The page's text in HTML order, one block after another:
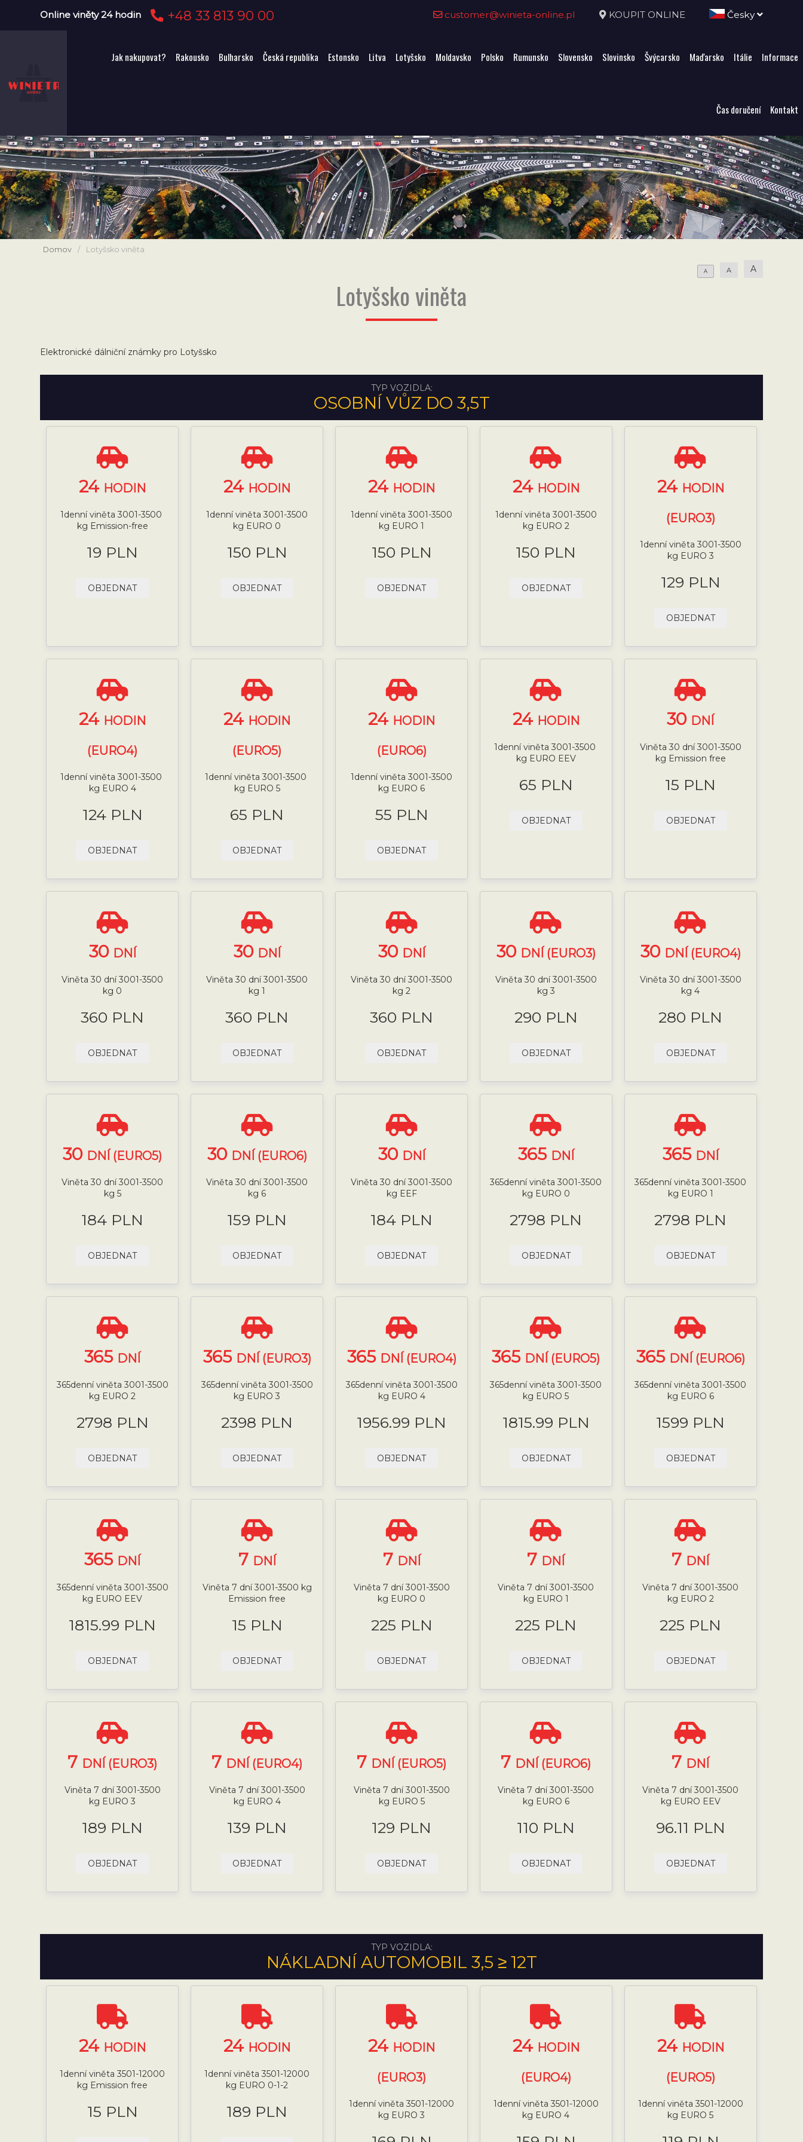
Online viněty 24 hodin +48 33 813 90 00 customer@winieta-online.pl KOUPIT ONLINE Česky
Jak nakupovat? Rakousko Bulharsko Česká republika Estonsko Litva Lotyšsko Moldavsko Polsko Rumunsko Slovensko Slovinsko Švýcarsko Maďarsko Itálie Informace
Čas doručení Kontakt
Domov / Lotyšsko viněta
A A A
Lotyšsko viněta
Elektronické dálniční známky pro Lotyšsko
TYP VOZIDLA:
OSOBNÍ VŮZ DO 3,5T
24 HODIN
1denní viněta 3001-3500
kg Emission-free
19 PLN
OBJEDNAT
24 HODIN
1denní viněta 3001-3500
kg EURO 0
150 PLN
OBJEDNAT
24 HODIN
1denní viněta 3001-3500
kg EURO 1
150 PLN
OBJEDNAT
24 HODIN
1denní viněta 3001-3500
kg EURO 2
150 PLN
OBJEDNAT
24 HODIN
(EURO3)
1denní viněta 3001-3500
kg EURO 3
129 PLN
OBJEDNAT
24 HODIN
(EURO4)
1denní viněta 3001-3500
kg EURO 4
124 PLN
OBJEDNAT
24 HODIN
(EURO5)
1denní viněta 3001-3500
kg EURO 5
65 PLN
OBJEDNAT
24 HODIN
(EURO6)
1denní viněta 3001-3500
kg EURO 6
55 PLN
OBJEDNAT
24 HODIN
1denní viněta 3001-3500
kg EURO EEV
65 PLN
OBJEDNAT
30 DNÍ
Viněta 30 dní 3001-3500
kg Emission free
15 PLN
OBJEDNAT
30 DNÍ
Viněta 30 dní 3001-3500
kg 0
360 PLN
OBJEDNAT
30 DNÍ
Viněta 30 dní 3001-3500
kg 1
360 PLN
OBJEDNAT
30 DNÍ
Viněta 30 dní 3001-3500
kg 2
360 PLN
OBJEDNAT
30 DNÍ (EURO3)
Viněta 30 dní 3001-3500
kg 3
290 PLN
OBJEDNAT
30 DNÍ (EURO4)
Viněta 30 dní 3001-3500
kg 4
280 PLN
OBJEDNAT
30 DNÍ (EURO5)
Viněta 30 dní 3001-3500
kg 5
184 PLN
OBJEDNAT
30 DNÍ (EURO6)
Viněta 30 dní 3001-3500
kg 6
159 PLN
OBJEDNAT
30 DNÍ
Viněta 30 dní 3001-3500
kg EEF
184 PLN
OBJEDNAT
365 DNÍ
365denní viněta 3001-3500
kg EURO 0
2798 PLN
OBJEDNAT
365 DNÍ
365denní viněta 3001-3500
kg EURO 1
2798 PLN
OBJEDNAT
365 DNÍ
365denní viněta 3001-3500
kg EURO 2
2798 PLN
OBJEDNAT
365 DNÍ (EURO3)
365denní viněta 3001-3500
kg EURO 3
2398 PLN
OBJEDNAT
365 DNÍ (EURO4)
365denní viněta 3001-3500
kg EURO 4
1956.99 PLN
OBJEDNAT
365 DNÍ (EURO5)
365denní viněta 3001-3500
kg EURO 5
1815.99 PLN
OBJEDNAT
365 DNÍ (EURO6)
365denní viněta 3001-3500
kg EURO 6
1599 PLN
OBJEDNAT
365 DNÍ
365denní viněta 3001-3500
kg EURO EEV
1815.99 PLN
OBJEDNAT
7 DNÍ
Viněta 7 dní 3001-3500 kg
Emission free
15 PLN
OBJEDNAT
7 DNÍ
Viněta 7 dní 3001-3500
kg EURO 0
225 PLN
OBJEDNAT
7 DNÍ
Viněta 7 dní 3001-3500
kg EURO 1
225 PLN
OBJEDNAT
7 DNÍ
Viněta 7 dní 3001-3500
kg EURO 2
225 PLN
OBJEDNAT
7 DNÍ (EURO3)
Viněta 7 dní 3001-3500
kg EURO 3
189 PLN
OBJEDNAT
7 DNÍ (EURO4)
Viněta 7 dní 3001-3500
kg EURO 4
139 PLN
OBJEDNAT
7 DNÍ (EURO5)
Viněta 7 dní 3001-3500
kg EURO 5
129 PLN
OBJEDNAT
7 DNÍ (EURO6)
Viněta 7 dní 3001-3500
kg EURO 6
110 PLN
OBJEDNAT
7 DNÍ
Viněta 7 dní 3001-3500
kg EURO EEV
96.11 PLN
OBJEDNAT
TYP VOZIDLA:
NÁKLADNÍ AUTOMOBIL 3,5 ≥ 12T
24 HODIN
1denní viněta 3501-12000
kg Emission free
15 PLN
24 HODIN
1denní viněta 3501-12000
kg EURO 0-1-2
189 PLN
24 HODIN
(EURO3)
1denní viněta 3501-12000
kg EURO 3
24 HODIN
(EURO4)
1denní viněta 3501-12000
kg EURO 4
24 HODIN
(EURO5)
1denní viněta 3501-12000
kg EURO 5